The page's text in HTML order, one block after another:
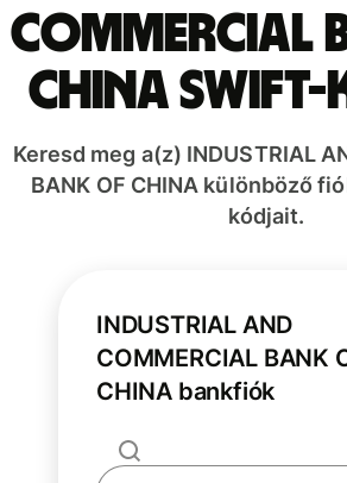
COMMERCIAL
CHINA
Keresd meg a(z) INDUSTRIAL
BANK OF CHINA különböző
kódjait.
INDUSTRIAL AND
COMMERCIAL BANK
CHINA bankfiók